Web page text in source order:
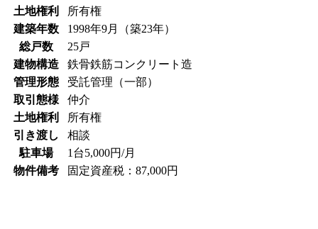
土地権利
所有権
建築年数
1998年9月（築23年）
総戸数
25戸
建物構造
鉄骨鉄筋コンクリート造
管理形態
受託管理（一部）
取引態様
仲介
土地権利
所有権
引き渡し
相談
駐車場
1台5,000円/月
物件備考
固定資産税：87,000円